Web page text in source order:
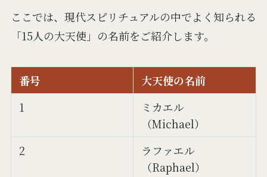
ここでは、現代スピリチュアルの中でよく知られる
「15人の大天使」の名前をご紹介します。
番号
大天使の名前
1
ミカエル
（Michael）
2
ラファエル
（Raphael）